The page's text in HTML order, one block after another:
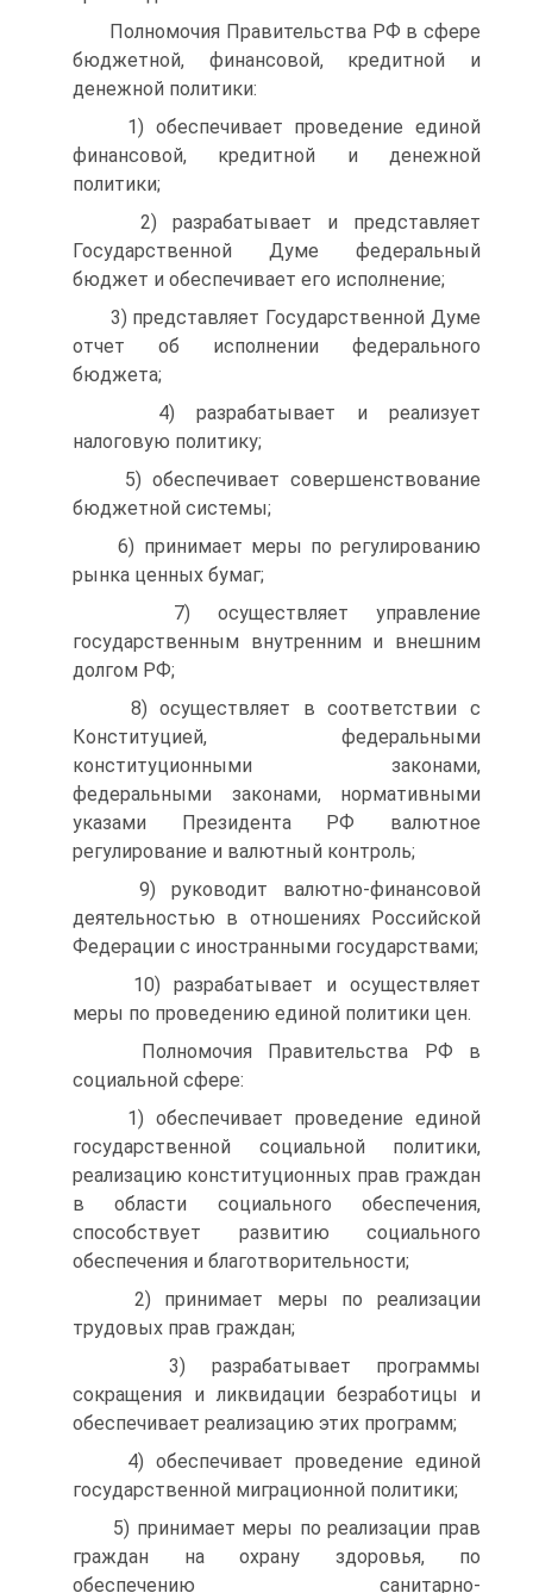
Полномочия Правительства РФ в сфере
бюджетной, финансовой, кредитной и
денежной политики:
1) обеспечивает проведение единой
финансовой, кредитной и денежной
политики;
2) разрабатывает и представляет
Государственной Думе федеральный
бюджет и обеспечивает его исполнение;
3) представляет Государственной Думе
отчет об исполнении федерального
бюджета;
4) разрабатывает и реализует
налоговую политику;
5) обеспечивает совершенствование
бюджетной системы;
6) принимает меры по регулированию
рынка ценных бумаг;
7) осуществляет управление
государственным внутренним и внешним
долгом РФ;
8) осуществляет в соответствии с
Конституцией, федеральными
конституционными законами,
федеральными законами, нормативными
указами Президента РФ валютное
регулирование и валютный контроль;
9) руководит валютно-финансовой
деятельностью в отношениях Российской
Федерации с иностранными государствами;
10) разрабатывает и осуществляет
меры по проведению единой политики цен.
Полномочия Правительства РФ в
социальной сфере:
1) обеспечивает проведение единой
государственной социальной политики,
реализацию конституционных прав граждан
в области социального обеспечения,
способствует развитию социального
обеспечения и благотворительности;
2) принимает меры по реализации
трудовых прав граждан;
3) разрабатывает программы
сокращения и ликвидации безработицы и
обеспечивает реализацию этих программ;
4) обеспечивает проведение единой
государственной миграционной политики;
5) принимает меры по реализации прав
граждан на охрану здоровья, по
обеспечению санитарно-